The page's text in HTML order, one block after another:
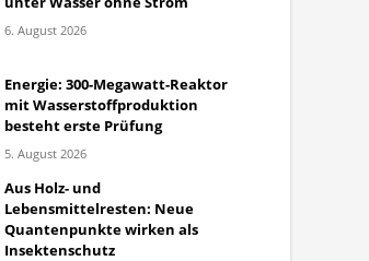
6. August 2026
Energie: 300-Megawatt-Reaktor
mit Wasserstoffproduktion
besteht erste Prüfung
5. August 2026
Aus Holz- und
Lebensmittelresten: Neue
Quantenpunkte wirken als
Insektenschutz